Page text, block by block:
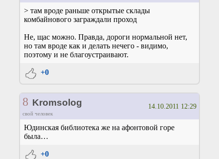
> там вроде раньше открытые склады
комбайнового заграждали проход
Не, щас можно. Правда, дороги нормальной нет,
но там вроде как и делать нечего - видимо,
поэтому и не благоустраивают.
+0
8 Kromsolog
свой человек
14.10.2011 12:29
Юдинская библиотека же на афонтовой горе
была…
+0